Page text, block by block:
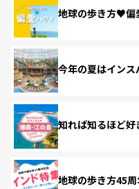
地球の歩き方♥偏
今年の夏はインス
知れば知るほど
地球の歩き方45